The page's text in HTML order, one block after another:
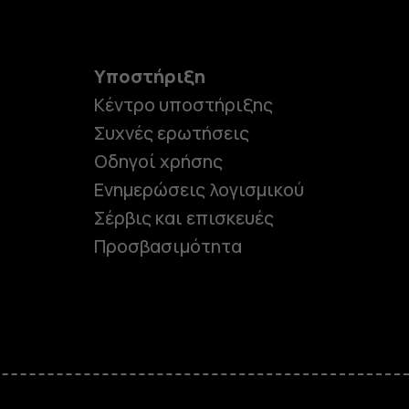
Υποστήριξη
Κέντρο υποστήριξης
Συχνές ερωτήσεις
Οδηγοί χρήσης
Ενημερώσεις λογισμικού
Σέρβις και επισκευές
Προσβασιμότητα